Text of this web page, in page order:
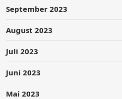
September 2023
August 2023
Juli 2023
Juni 2023
Mai 2023